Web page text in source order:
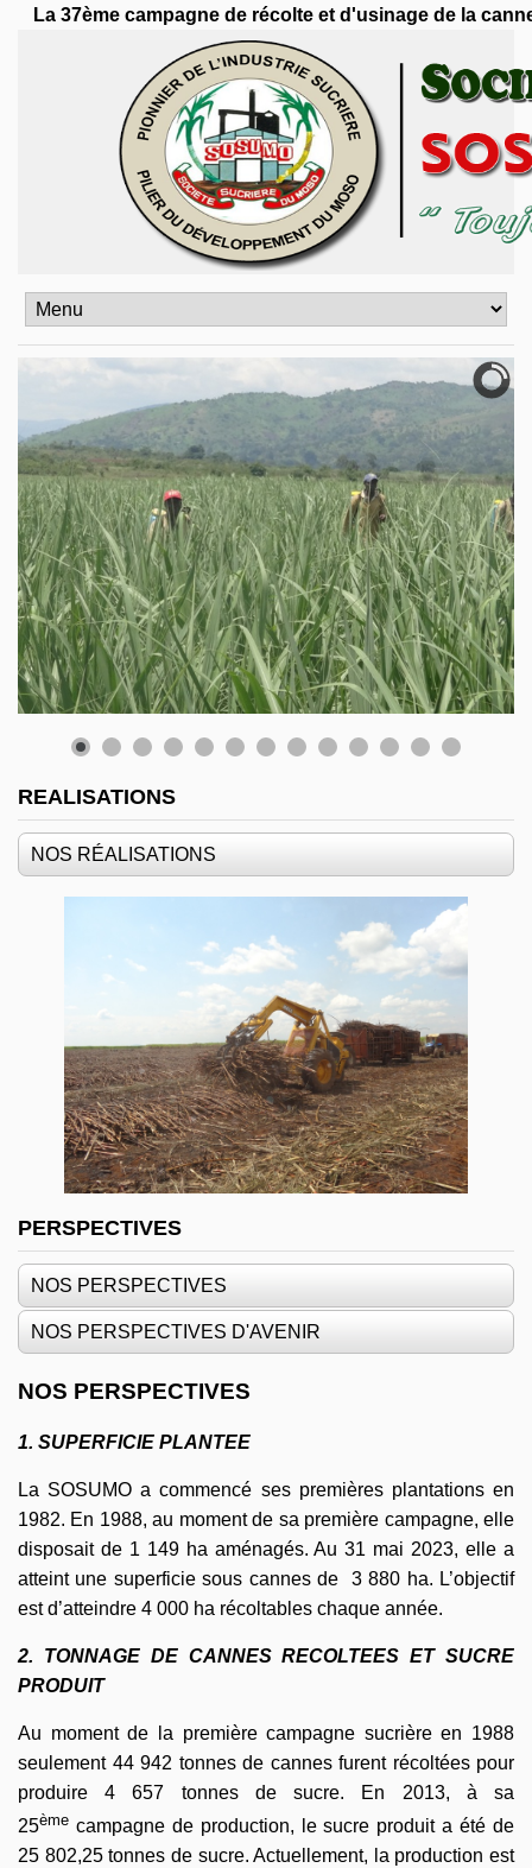
37ème campagne de récolte et d'usinage de la canne à
REALISATIONS
NOS RÉALISATIONS
PERSPECTIVES
NOS PERSPECTIVES
NOS PERSPECTIVES D'AVENIR
NOS PERSPECTIVES
1. SUPERFICIE PLANTEE
La SOSUMO a commencé ses premières plantations en
1982. En 1988, au moment de sa première campagne, elle
disposait de 1 149 ha aménagés. Au 31 mai 2023, elle a
atteint une superficie sous cannes de 3 880 ha. L’objectif
est d’atteindre 4 000 ha récoltables chaque année.
2. TONNAGE DE CANNES RECOLTEES ET SUCRE
PRODUIT
Au moment de la première campagne sucrière en 1988
seulement 44 942 tonnes de cannes furent récoltées pour
produire 4 657 tonnes de sucre. En 2013, à sa
25ème campagne de production, le sucre produit a été de
25 802,25 tonnes de sucre. Actuellement, la production est
précédente
précédent
suivante
suivant